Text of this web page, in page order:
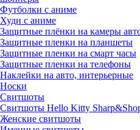
Футболки с аниме
Худи с аниме
Защитные плёнки на камеры
Защитные пленки на планшеты
Защитные пленки на смарт часы
Защитные пленки на телефоны
Наклейки на авто, интерьерные
Носки
Свитшоты
Cвитшоты Hello Kitty
Женские свитшоты